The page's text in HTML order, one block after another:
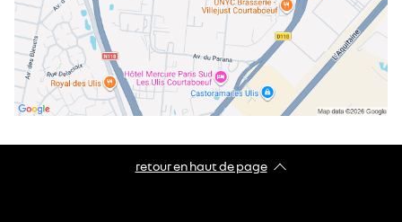
retour en haut de page​